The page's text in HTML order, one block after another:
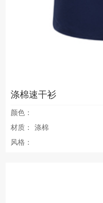
涤棉速干衫
颜色：
材质：
涤棉
风格：